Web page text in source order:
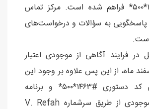
دستوری #۱۴۶۳*۵۰۰* فراهم شده است. مرکز تماس
آماده پاسخگویی به سؤالات و درخواست‌های
در فرایند آگاهی از موجودی اعتبار
ماه، از این پس علاوه بر وجود این
امکان از طریق کد دستوری #۱۴۶۳*۵۰۰* و برنامه
«شما» میزان موجودی از طریق سرشماره V. Refah